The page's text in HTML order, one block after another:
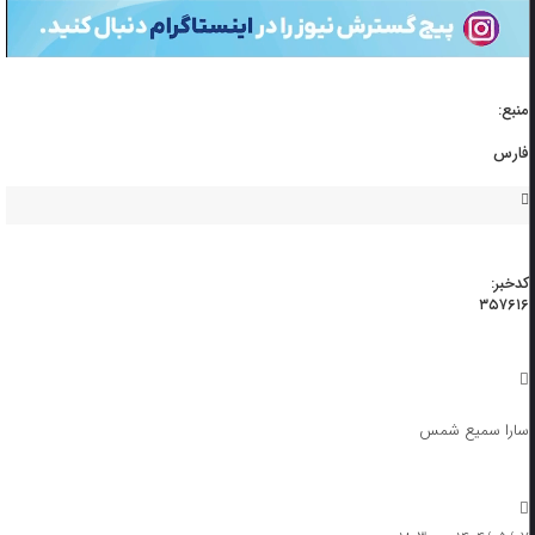
منبع:
فارس
کدخبر:
۳۵۷۶۱۶
سارا سمیع شمس